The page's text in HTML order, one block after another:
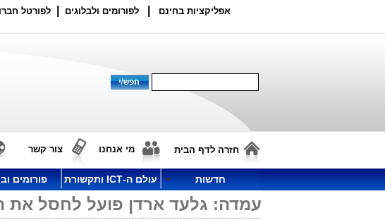
אפליקציות בחינם לפורומים ולבלוגים לפורטל
חזרה לדף הבית מי אנחנו צור קשר
חדשות עולם ה-ICT ותקשורת פורומים
עמדה: גלעד ארדן פועל לחסל את